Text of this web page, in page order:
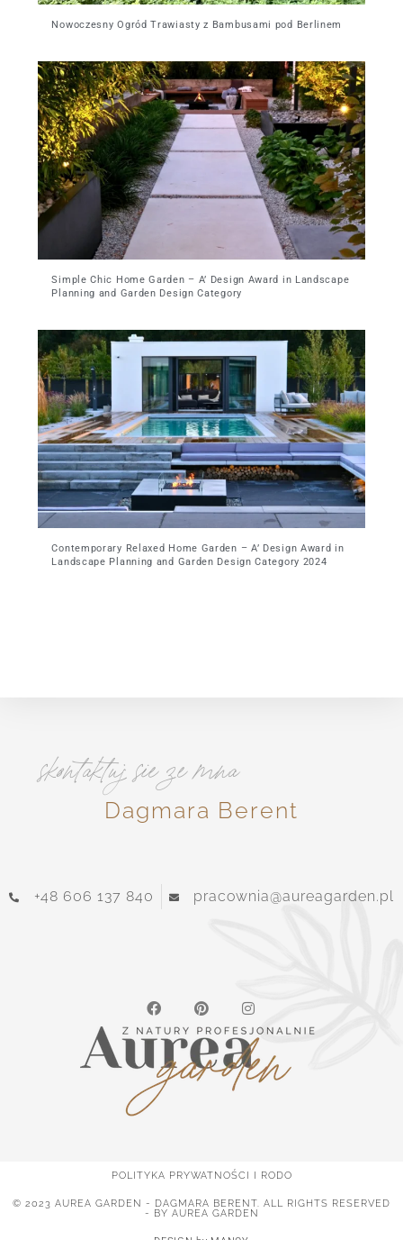
Nowoczesny Ogród Trawiasty z Bambusami pod Berlinem
Simple Chic Home Garden – A’ Design Award in Landscape
Planning and Garden Design Category
Contemporary Relaxed Home Garden – A’ Design Award in
Landscape Planning and Garden Design Category 2024
skontaktuj sie ze mna
Dagmara Berent
+48 606 137 840 pracownia@aureagarden.pl
POLITYKA PRYWATNOŚCI I RODO
© 2023 AUREA GARDEN - DAGMARA BERENT. ALL RIGHTS RESERVED
- BY AUREA GARDEN